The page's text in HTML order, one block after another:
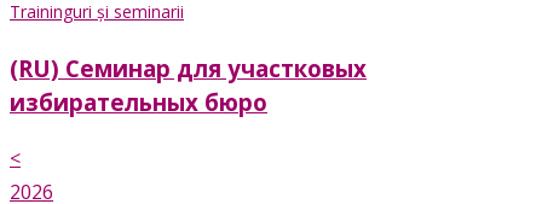
Traininguri și seminarii
(RU) Семинар для участковых
избирательных бюро
<
2026